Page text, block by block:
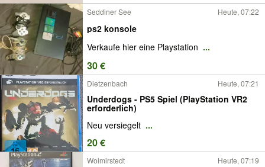
Seddiner See
Heute, 07:22
ps2 konsole
Verkaufe hier eine Playstation ...
30 €
Dietzenbach Heute, 07:21
Underdogs - PS5 Spiel (PlayStation VR2
erforderlich)
Neu versiegelt ...
20 €
Wolmirstedt Heute, 07:19